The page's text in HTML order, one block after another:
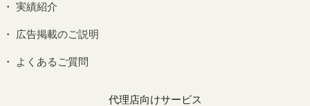
実績紹介
広告掲載のご説明
よくあるご質問
代理店向けサービス